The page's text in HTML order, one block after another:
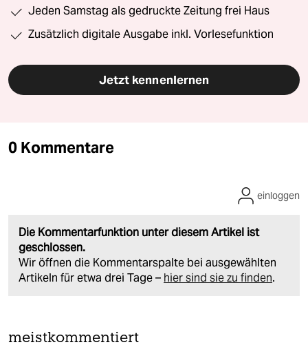
Jeden Samstag als gedruckte Zeitung frei Haus
Zusätzlich digitale Ausgabe inkl. Vorlesefunktion
Jetzt kennenlernen
0 Kommentare
Die Kommentarfunktion unter diesem Artikel ist
geschlossen.
Wir öffnen die Kommentarspalte bei ausgewählten
Artikeln für etwa drei Tage – hier sind sie zu finden.
einloggen
meistkommentiert